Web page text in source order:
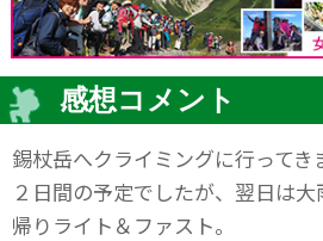
感想コメント
錫杖岳へクライミングに行ってき
２日間の予定でしたが、翌日は
帰りライト＆ファスト。